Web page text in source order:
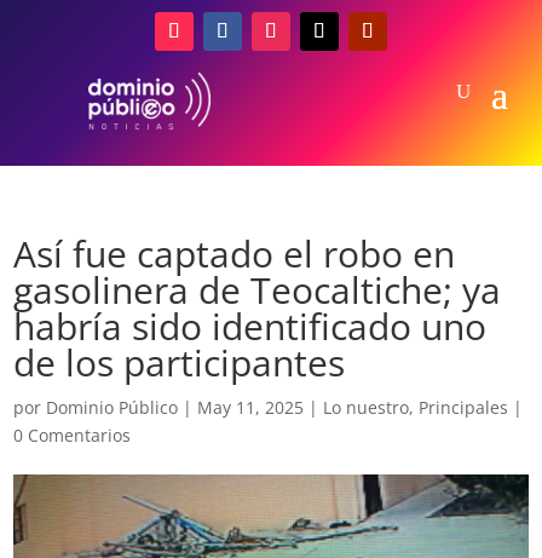
Así fue captado el robo en
gasolinera de Teocaltiche; ya
habría sido identificado uno
de los participantes
por Dominio Público | May 11, 2025 | Lo nuestro, Principales |
0 Comentarios